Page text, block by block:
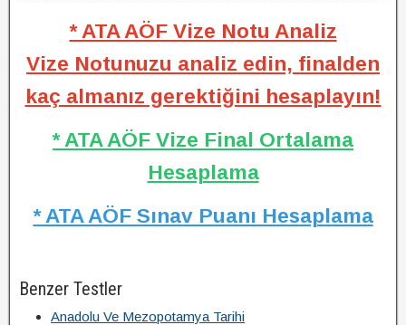
* ATA AÖF Vize Notu Analiz
Vize Notunuzu analiz edin, finalden
kaç almanız gerektiğini hesaplayın!
* ATA AÖF Vize Final Ortalama
Hesaplama
* ATA AÖF Sınav Puanı Hesaplama
Benzer Testler
Anadolu Ve Mezopotamya Tarihi